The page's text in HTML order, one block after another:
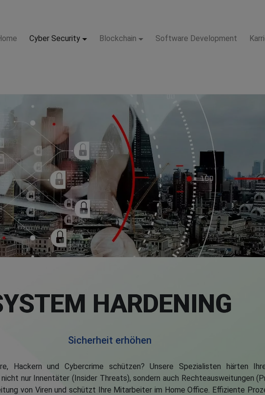
Cyber Security Blockchain Software Development
HARDENING
Sicherheit erhöhen
Hackern und Cybercrime schützen? Unsere Spezialisten härten
nur Innentäter (Insider Threats), sondern auch Rechteausweitungen
von Viren und schützt Ihre Mitarbeiter im Home Office. Effiziente